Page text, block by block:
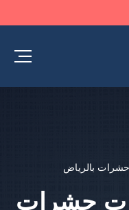
بالرياض
حشرات